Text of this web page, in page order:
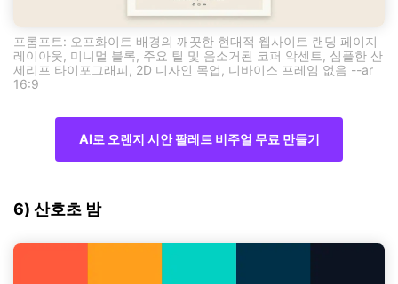
프롬프트: 오프화이트 배경의 깨끗한 현대적 웹사이트 랜딩 페이지
레이아웃, 미니멀 블록, 주요 틸 및 음소거된 코퍼 악센트, 심플한 산
세리프 타이포그래피, 2D 디자인 목업, 디바이스 프레임 없음 --ar
16:9
AI로 오렌지 시안 팔레트 비주얼 무료 만들기
6) 산호초 밤